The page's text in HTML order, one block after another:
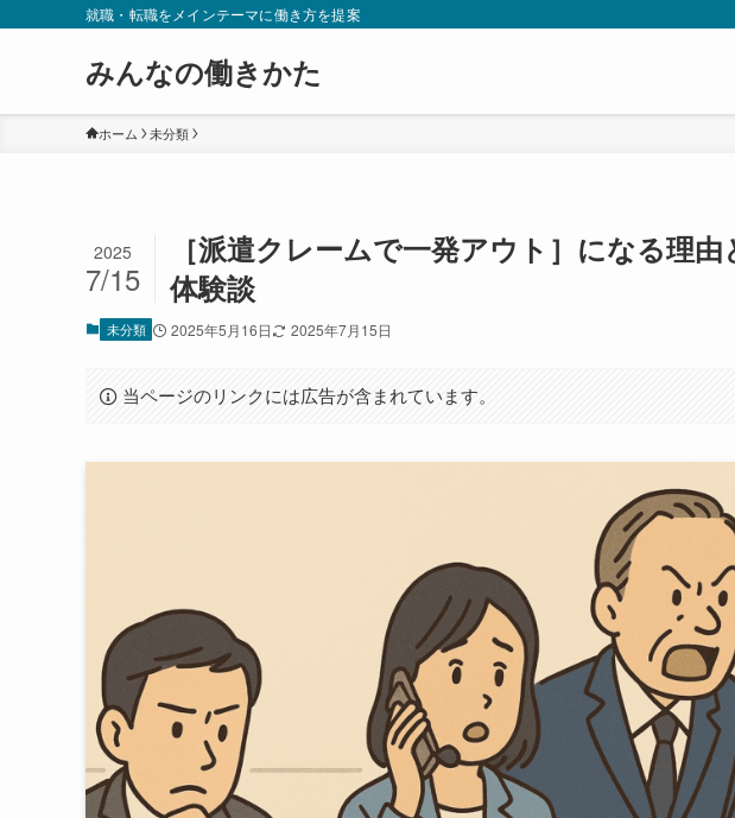
就職・転職をメインテーマに働き方を提案
みんなの働きかた
ホーム 未分類
［派遣クレームで一発アウト］になる理
体験談
2025
7/15
未分類 2025年5月16日 2025年7月15日
当ページのリンクには広告が含まれています。